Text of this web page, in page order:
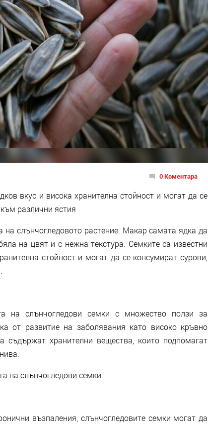
0 Коментара
вкус и висока хранителна стойност и могат да се
различни ястия
на слънчогледовото растение. Макар самата ядка да
на цвят и с нежна текстура. Семките са известни
стойност и могат да се консумират сурови,
на слънчогледови семки с множество ползи за
от развитие на заболявания като високо кръвно
съдържат хранителни вещества, които подпомагат
на слънчогледови семки:
възпаления, слънчогледовите семки могат да